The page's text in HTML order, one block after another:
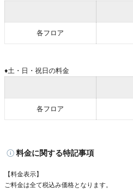
各フロア
♦︎土・日・祝日の料金
各フロア
料金に関する特記事項
【料金表示】
ご料金は全て税込み価格となります。